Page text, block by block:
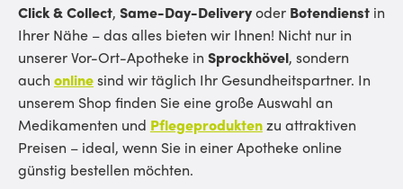
Click & Collect, Same-Day-Deliveryoder Botendienst in
Ihrer Nähe – das alles bieten wir Ihnen! Nicht nur in
unserer Vor-Ort-Apotheke in Sprockhövel, sondern
auch onlinesind wir täglich Ihr Gesundheitspartner. In
unserem Shop finden Sie eine große Auswahl an
Medikamenten und Pflegeproduktenzu attraktiven
Preisen – ideal, wenn Sie in einer Apotheke online
günstig bestellen möchten.